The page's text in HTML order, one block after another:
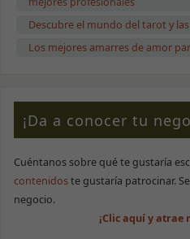
Descubre el mundo del tarot y
Los mejores amarres de amor
¡Da a conocer tu
Cuéntanos sobre qué te gustaría
contenidoste gustaría patrocinar.
negocio.
¡Clic aquí y atrae